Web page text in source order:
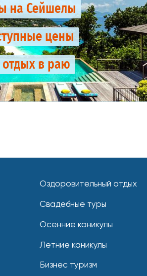
на Сейшелы
цены
отдых в раю
Оздоровительный отдых
Свадебные туры
Осенние каникулы
Летние каникулы
Бизнес туризм